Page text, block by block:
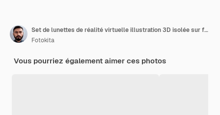
Set de lunettes de réalité virtuelle illustration 3D isolée sur fond blanc
Fotokita
Vous pourriez également aimer ces photos